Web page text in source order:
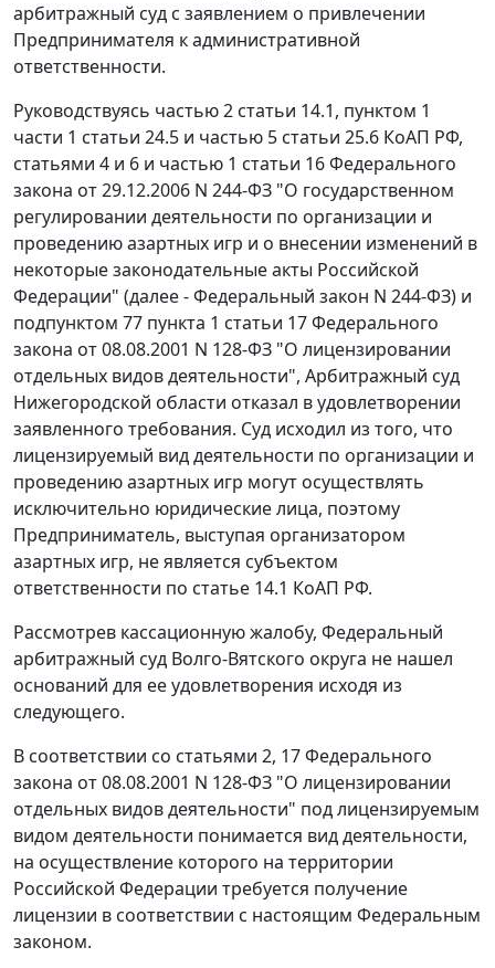
арбитражный суд с заявлением о привлечении
Предпринимателя к административной
ответственности.
Руководствуясь частью 2 статьи 14.1, пунктом 1
части 1 статьи 24.5 и частью 5 статьи 25.6 КоАП РФ,
статьями 4 и 6 и частью 1 статьи 16Федерального
закона от 29.12.2006 N 244-ФЗ "О государственном
регулировании деятельности по организации и
проведению азартных игр и о внесении изменений в
некоторые законодательные акты Российской
Федерации" (далее - Федеральный закон N 244-ФЗ) и
подпунктом 77 пункта 1 статьи 17Федерального
закона от 08.08.2001 N 128-ФЗ "О лицензировании
отдельных видов деятельности", Арбитражный суд
Нижегородской области отказал в удовлетворении
заявленного требования. Суд исходил из того, что
лицензируемый вид деятельности по организации и
проведению азартных игр могут осуществлять
исключительно юридические лица, поэтому
Предприниматель, выступая организатором
азартных игр, не является субъектом
ответственности по статье 14.1 КоАП РФ.
Рассмотрев кассационную жалобу, Федеральный
арбитражный суд Волго-Вятского округа не нашел
оснований для ее удовлетворения исходя из
следующего.
В соответствии со статьями 2, 17Федерального
закона от 08.08.2001 N 128-ФЗ "О лицензировании
отдельных видов деятельности" под лицензируемым
видом деятельности понимается вид деятельности,
на осуществление которого на территории
Российской Федерации требуется получение
лицензии в соответствии с настоящим Федеральным
законом.